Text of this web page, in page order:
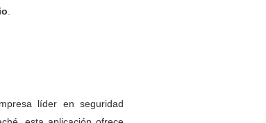
líder en seguridad